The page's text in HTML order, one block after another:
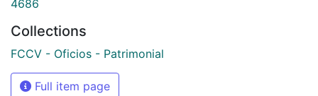
4686
Collections
FCCV - Oficios - Patrimonial
Full item page